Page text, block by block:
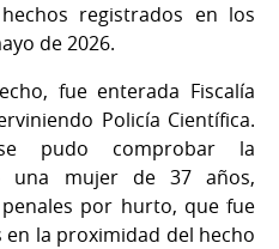
registrados en los
de 2026.
fue enterada Fiscalía
Policía Científica.
pudo comprobar la
una mujer de 37 años,
por hurto, que fue
la proximidad del hecho